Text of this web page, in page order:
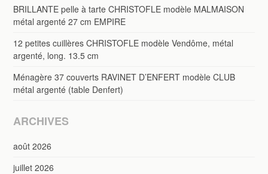
BRILLANTE pelle à tarte CHRISTOFLE modèle MALMAISON
métal argenté 27 cm EMPIRE
12 petites cuillères CHRISTOFLE modèle Vendôme, métal
argenté, long. 13.5 cm
Ménagère 37 couverts RAVINET D’ENFERT modèle CLUB
métal argenté (table Denfert)
ARCHIVES
août 2026
juillet 2026